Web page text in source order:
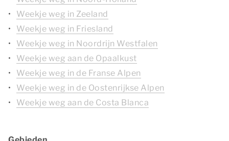
Weekje weg in Zeeland
Weekje weg in Friesland
Weekje weg in Noordrijn Westfalen
Weekje weg aan de Opaalkust
Weekje weg in de Franse Alpen
Weekje weg in de Oostenrijkse Alpen
Weekje weg aan de Costa Blanca